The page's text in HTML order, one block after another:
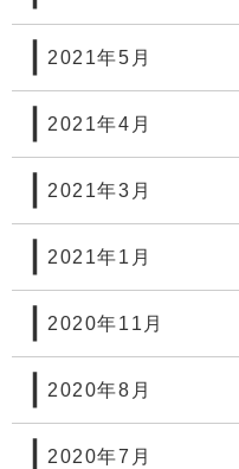
2021年5月
2021年4月
2021年3月
2021年1月
2020年11月
2020年8月
2020年7月